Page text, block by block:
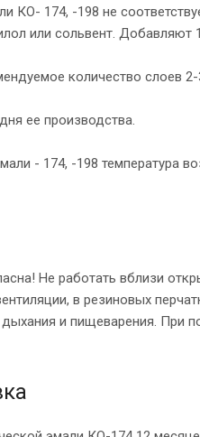
КО- 174, -198 не
или сольвент. Добавляют
количество слоев 2-
ее производства.
- 174, -198 температура
Не работать вблизи
в резиновых
и пищеварения. При